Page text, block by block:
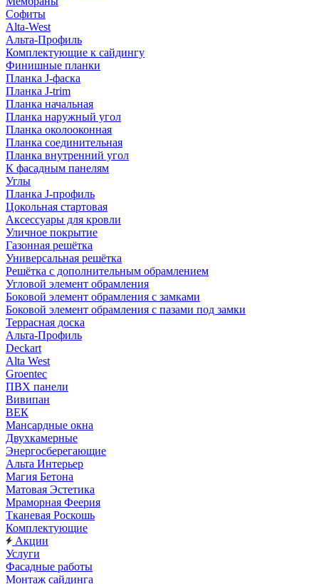
Софиты
Alta-West
Альта-Профиль
Комплектующие к сайдингу
Финишные планки
Планка J-фаска
Планка J-trim
Планка начальная
Планка наружный угол
Планка околооконная
Планка соединительная
Планка внутренний угол
К фасадным панелям
Углы
Планка J-профиль
Цокольная стартовая
Аксессуары для кровли
Уличное покрытие
Газонная решётка
Универсальная решётка
Решётка с дополнительным обрамлением
Угловой элемент обрамления
Боковой элемент обрамления с замками
Боковой элемент обрамления с пазами под замки
Террасная доска
Альта-Профиль
Deckart
Alta West
Groentec
ПВХ панели
Вивипан
ВЕК
Мансардные окна
Двухкамерные
Энергосберегающие
Альта Интерьер
Магия Бетона
Матовая Эстетика
Мраморная Феерия
Тканевая Роскошь
Комплектующие
Акции
Услуги
Фасадные работы
Монтаж сайдинга